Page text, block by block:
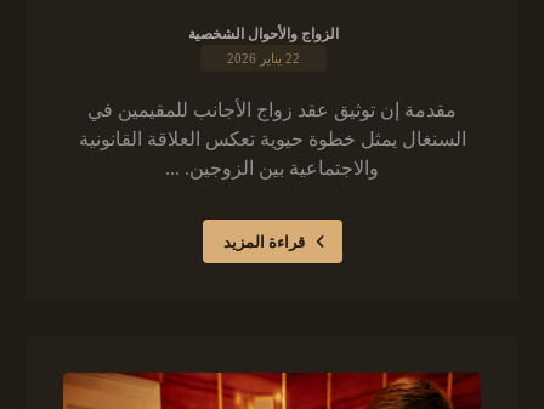
الزواج والأحوال الشخصية
22 يناير 2026
مقدمة إن توثيق عقد زواج الأجانب للمقيمين في
السنغال يمثل خطوة حيوية تعكس العلاقة القانونية
والاجتماعية بين الزوجين. ...
قراءة المزيد